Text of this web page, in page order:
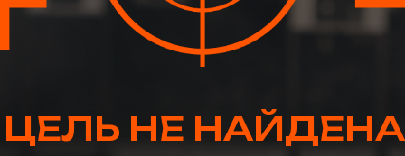
ЦЕЛЬ НЕ НАЙДЕНА